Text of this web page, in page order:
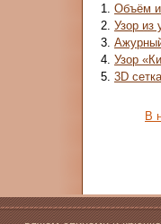
Объём и
Узор из
Узор
3D
В